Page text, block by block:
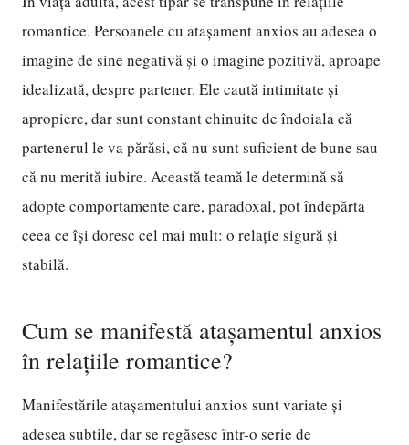
romantice. Persoanele cu atașament anxios au adesea o
imagine de sine negativă și o imagine pozitivă, aproape
idealizată, despre partener. Ele caută intimitate și
apropiere, dar sunt constant chinuite de îndoiala că
partenerul le va părăsi, că nu sunt suficient de bune sau
că nu merită iubire. Această teamă le determină să
adopte comportamente care, paradoxal, pot îndepărta
ceea ce își doresc cel mai mult: o relație sigură și
stabilă.
Cum se manifestă atașamentul anxios
în relațiile romantice?
Manifestările atașamentului anxios sunt variate și
adesea subtile, dar se regăsesc într-o serie de